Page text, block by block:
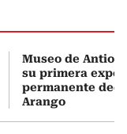
Museo de
su primera
permanente
Arango